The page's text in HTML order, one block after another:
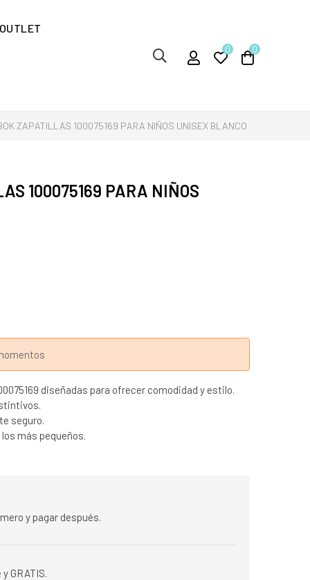
OUTLET
0 0
ZAPATILLAS 100075169 PARA NIÑOS UNISEX BLANCO
100075169 PARA NIÑOS
diseñadas para ofrecer comodidad y estilo.
seguro.
más pequeños.
y pagar después.
GRATIS.